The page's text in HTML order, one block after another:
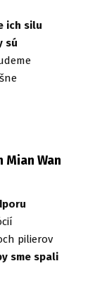
ich silu
sú
Mian Wan
pilierov
sme spali